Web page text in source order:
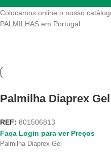
Colocamos online o nosso
PALMILHAS em Portugal.
Palmilha Diaprex Gel
REF: 801506813
Faça Login para ver Preços
Palmilha Diaprex Gel